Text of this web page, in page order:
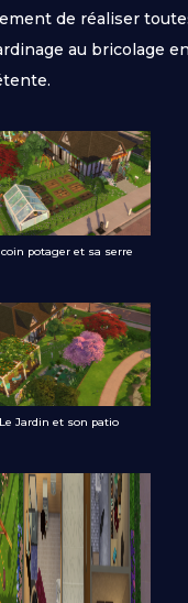
de réaliser
au bricolage
coin potager et sa serre
Le Jardin et son patio